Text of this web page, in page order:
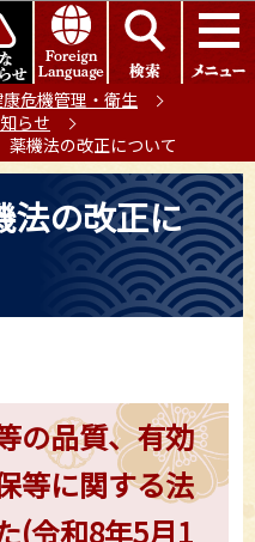
文へ移動
危機管理・衛生
らせ
機法の改正について
の改正に
の品質、有効
等に関する法
(令和8年5月1